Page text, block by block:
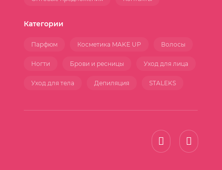
Парфюм Косметика MAKE UP Волосы
Ногти Брови и ресницы Уход для лица
Уход для тела Депиляция STALEKS
Категории